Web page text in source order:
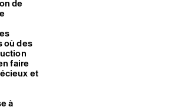
de
où des
faire
et
à